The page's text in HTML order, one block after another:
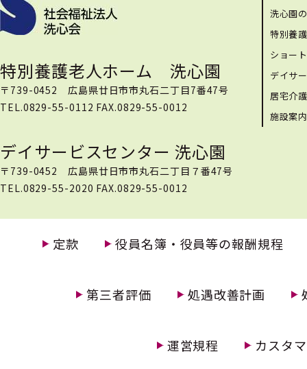
特別養護老人ホーム 洗心園
〒739-0452 広島県廿日市市丸石二丁目7番47号
TEL.0829-55-0112 FAX.0829-55-0012
デイサービスセンター 洗心園
〒739-0452 広島県廿日市市丸石二丁目７番47号
TEL.0829-55-2020 FAX.0829-55-0012
洗心園
特別養
ショー
デイサ
居宅介
施設案
定款 役員名簿・役員等の報酬規程
第三者評価 処遇改善計画
運営規程 カスタ